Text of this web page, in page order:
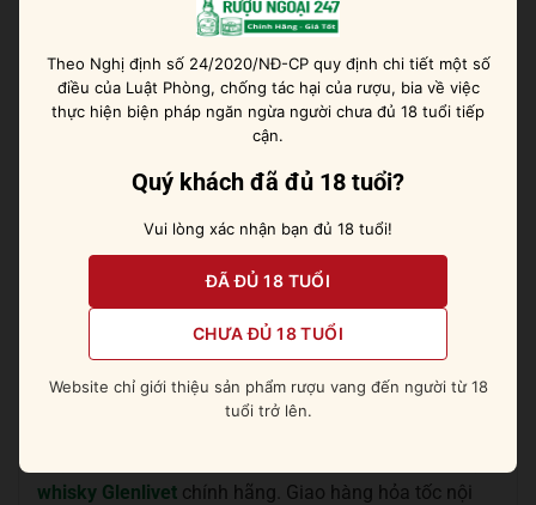
Dùng kèm socola đen 90%, phô mai lâu năm, hạt
óc chó hoặc chỉ một ly không lời trong một buổi tối
yên tĩnh.
Rượu Glenlivet 30 là món quà của thời gian, là biểu
tượng của gu thưởng thức đỉnh cao và tinh thần bất
biến trong thế giới
kiếm một chai whisky nhập khẩu chính hãng mang
tầm vóc kỷ nguyên, không gì xứng đáng hơn Glenlivet
Tham khảo nhanh:
Singleton 12 năm
Dufftown
whisky Glenlivet chính hãng. Giao hàng hỏa tốc nội
Theo Nghị định số 24/2020/NĐ-CP quy định chi tiết một số
điều của Luật Phòng, chống tác hại của rượu, bia về việc
thực hiện biện pháp ngăn ngừa người chưa đủ 18 tuổi tiếp
cận.
Quý khách đã đủ 18 tuổi?
Vui lòng xác nhận bạn đủ 18 tuổi!
ĐÃ ĐỦ 18 TUỔI
CHƯA ĐỦ 18 TUỔI
Website chỉ giới thiệu sản phẩm rượu vang đến người từ 18
tuổi trở lên.